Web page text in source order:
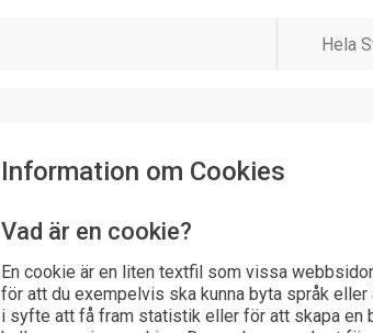
Information om Cookies
Vad är en cookie?
En cookie är en liten textfil som vissa
för att du exempelvis ska kunna byta språk
i syfte att få fram statistik eller för att skapa en